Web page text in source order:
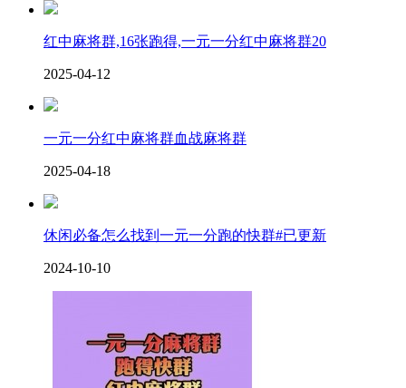
红中麻将群,16张跑得,一元一分红中麻将群20
2025-04-12
一元一分红中麻将群血战麻将群
2025-04-18
休闲必备怎么找到一元一分跑的快群#已更新
2024-10-10